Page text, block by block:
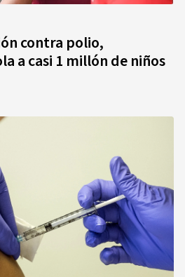
contra polio,
a casi 1 millón de niños